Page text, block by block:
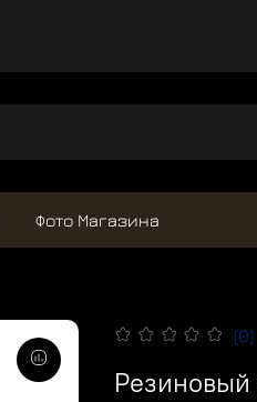
Фото Магазина
(0)
Резиновый